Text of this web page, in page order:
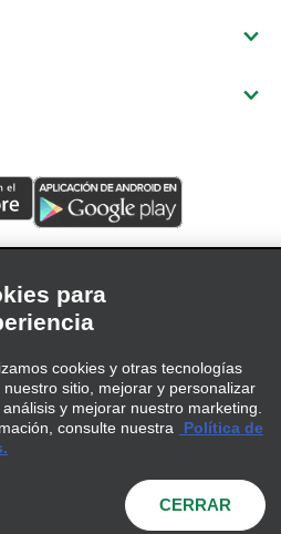
Política de privacidad
Inc. Todos los derechos
para
cookies y otras tecnologías
sitio, mejorar y personalizar
y mejorar nuestro marketing.
consulte nuestra
Política de
CERRAR